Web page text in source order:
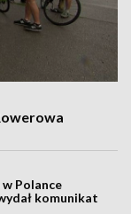
Polance
komunikat